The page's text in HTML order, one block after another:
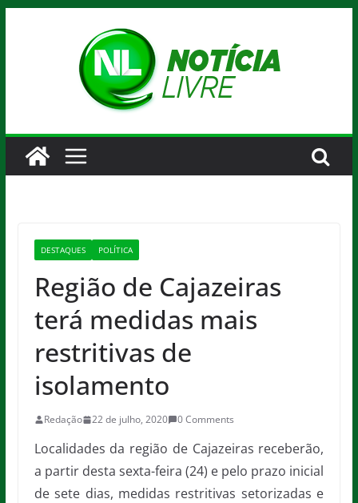
DESTAQUES POLÍTICA
Região de Cajazeiras
terá medidas mais
restritivas de
isolamento
Redação 22 de julho, 2020 0 Comments
Localidades da região de Cajazeiras receberão,
a partir desta sexta-feira (24) e pelo prazo inicial
de sete dias, medidas restritivas setorizadas e